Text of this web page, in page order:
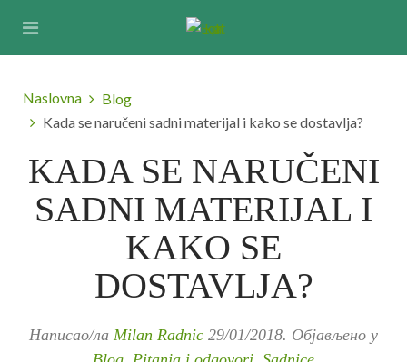
Naslovna
Blog
Kada se naručeni sadni materijal i kako se dostavlja?
KADA SE NARUČENI
SADNI MATERIJAL I
KAKO SE
DOSTAVLJA?
Написао/ла Milan Radnic 29/01/2018. Објављено у